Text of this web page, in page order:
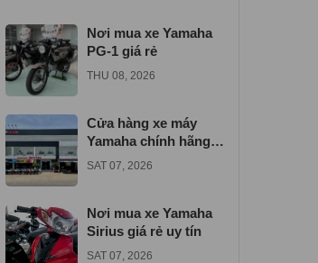
Nơi mua xe Yamaha
PG-1 giá rẻ
THU 08, 2026
Cửa hàng xe máy
Yamaha chính hãng
gần đây
SAT 07, 2026
Nơi mua xe Yamaha
Sirius giá rẻ uy tín
SAT 07, 2026